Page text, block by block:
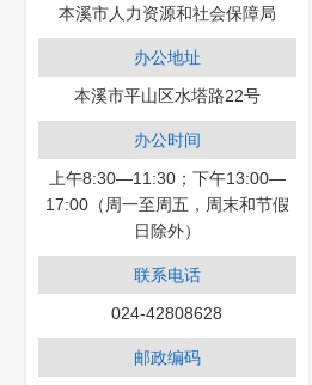
本溪市人力资源和社会保障局
办公地址
本溪市平山区水塔路22号
办公时间
上午8:30—11:30；下午13:00—
17:00（周一至周五，周末和节假
日除外）
联系电话
024-42808628
邮政编码